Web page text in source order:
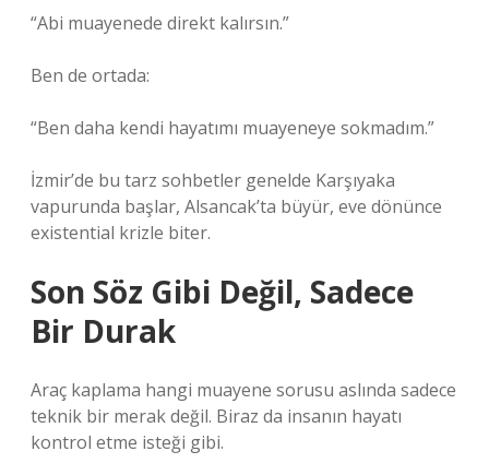
“Abi muayenede direkt kalırsın.”
Ben de ortada:
“Ben daha kendi hayatımı muayeneye sokmadım.”
İzmir’de bu tarz sohbetler genelde Karşıyaka
vapurunda başlar, Alsancak’ta büyür, eve dönünce
existential krizle biter.
Son Söz Gibi Değil, Sadece
Bir Durak
Araç kaplama hangi muayene sorusu aslında sadece
teknik bir merak değil. Biraz da insanın hayatı
kontrol etme isteği gibi.